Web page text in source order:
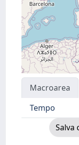
Macroarea
Tempo
Salva